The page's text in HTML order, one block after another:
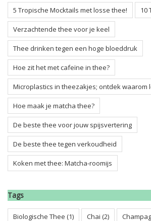
5 Tropische Mocktails met losse thee! 10
Verzachtende thee voor je keel
Thee drinken tegen een hoge bloeddruk
Hoe zit het met cafeïne in thee?
Microplastics in theezakjes; ontdek waarom
Hoe maak je matcha thee?
De beste thee voor jouw spijsvertering
De beste thee tegen verkoudheid
Koken met thee: Matcha-roomijs
Tags
Biologische Thee (1) Chai (2)